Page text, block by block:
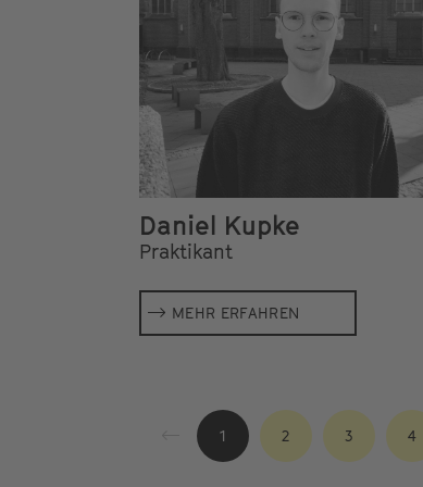
Daniel Kupke
Praktikant
MEHR ERFAHREN
1 2 3 4